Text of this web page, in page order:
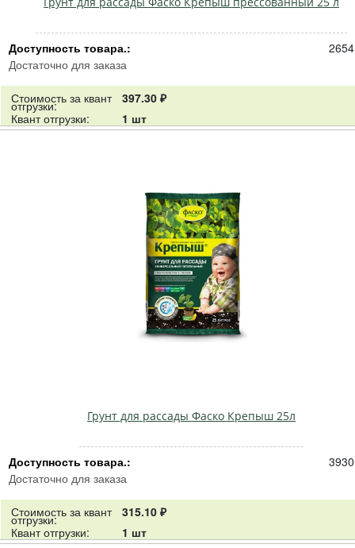
Доступность товара.:
Достаточно для заказа
Стоимость за квант
отгрузки:
397.30 ₽
Квант отгрузки:
1 шт
Грунт для рассады Фаско Крепыш 25л
Доступность товара.:
Достаточно для заказа
Стоимость за квант
отгрузки:
315.10 ₽
Квант отгрузки:
1 шт